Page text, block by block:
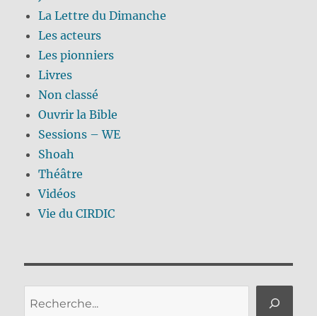
La Lettre du Dimanche
Les acteurs
Les pionniers
Livres
Non classé
Ouvrir la Bible
Sessions – WE
Shoah
Théâtre
Vidéos
Vie du CIRDIC